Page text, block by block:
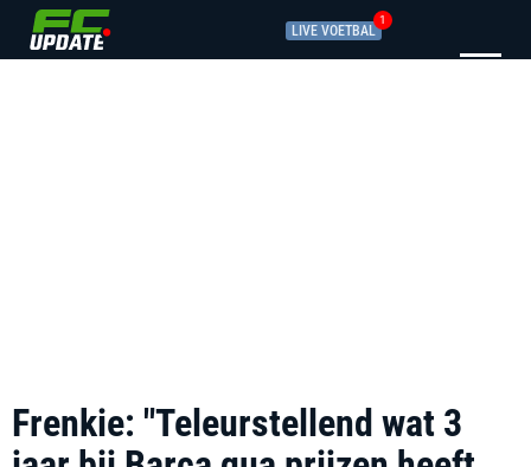
LIVE VOETBAL
1
Frenkie: "Teleurstellend wat 3